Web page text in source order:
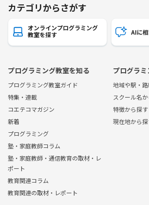
カテゴリからさがす
オンラインプログラミング
教室を探す
AIに
プログラミング教室を知る
プログラミング教室ガイド
特集・連載
コエテコマガジン
新着
プログラミング
塾・家庭教師コラム
塾・家庭教師・通信教育の取材・レ
ポート
教育関連コラム
教育関連の取材・レポート
プログラ
地域や駅・
スクール名
特徴から探す
現在地から